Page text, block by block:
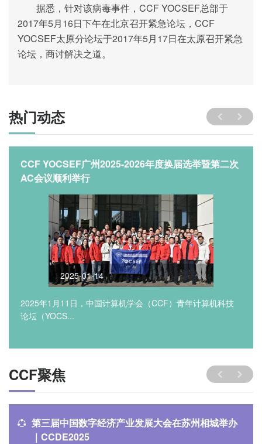
据悉，针对该病毒事件，CCF YOCSEF总部于
2017年5月16日下午在北京召开紧急论坛，CCF
YOCSEF太原分论坛于2017年5月17日在太原召开紧急
论坛，商讨解决之道。
热门动态
CCF YOCSEF广州2025-2026年度换届选举暨第二次
AC会议顺利举行
2025-01-14
2025年1月11日，中国计算机学会（CCF）青年计算机科技
论坛（YOCS...
CCF聚焦
第三届中国数字经济产业发展大会在苏州相城举办
｜CCDE2025